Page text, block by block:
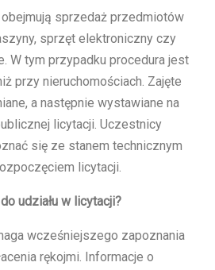
sprzedaż przedmiotów
sprzęt elektroniczny czy
W tym przypadku procedura jest
przy nieruchomościach. Zajęte
a następnie wystawiane na
licytacji. Uczestnicy
się ze stanem technicznym
licytacji.
udziału w licytacji?
wcześniejszego zapoznania
rękojmi. Informacje o